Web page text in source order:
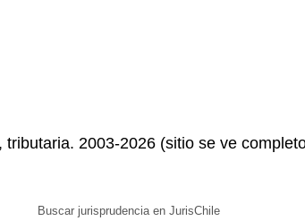
2003-2026 (sitio se ve
Buscar jurisprudencia en JurisChile